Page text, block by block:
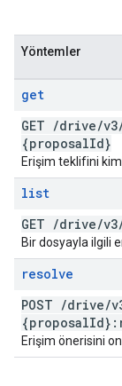
Yöntemler
get
GET /drive/v3
{proposalId}
Erişim teklifini
list
GET /drive/v3
Bir dosyayla ilgili
resolve
POST /drive/
{proposal
Erişim önerisini